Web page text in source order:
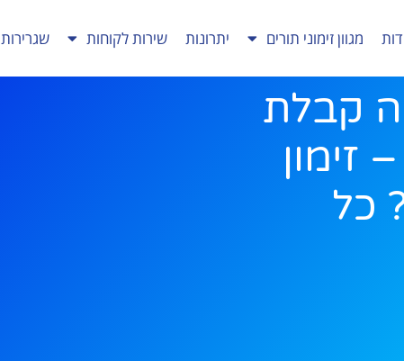
מגוון זימוני תורים יתרונות שירות לקוחות שגרירות
קבלת
זימון
כל